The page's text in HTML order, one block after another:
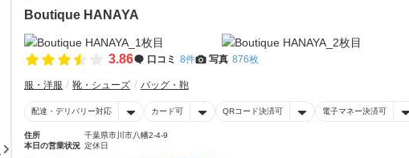
Boutique HANAYA
3.86 口コミ 8件 写真 876枚
服・洋服 靴・シューズ バッグ・鞄
配達・デリバリー対応 カード可 QRコード決済可 電子マネー決済可
住所
千葉県市川市八幡2-4-9
本日の営業状況 定休日